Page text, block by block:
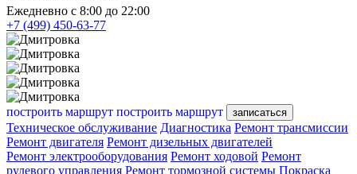
Ежедневно с 8:00 до 22:00
+7 (499) 450-63-77
построить маршрут построить маршрут записаться
Техническое обслуживание Диагностика Ремонт трансмиссии
Ремонт двигателя Ремонт дизельных двигателей
Ремонт электрооборудования Ремонт ходовой Ремонт
рулевого управления Ремонт тормозной системы Покраска